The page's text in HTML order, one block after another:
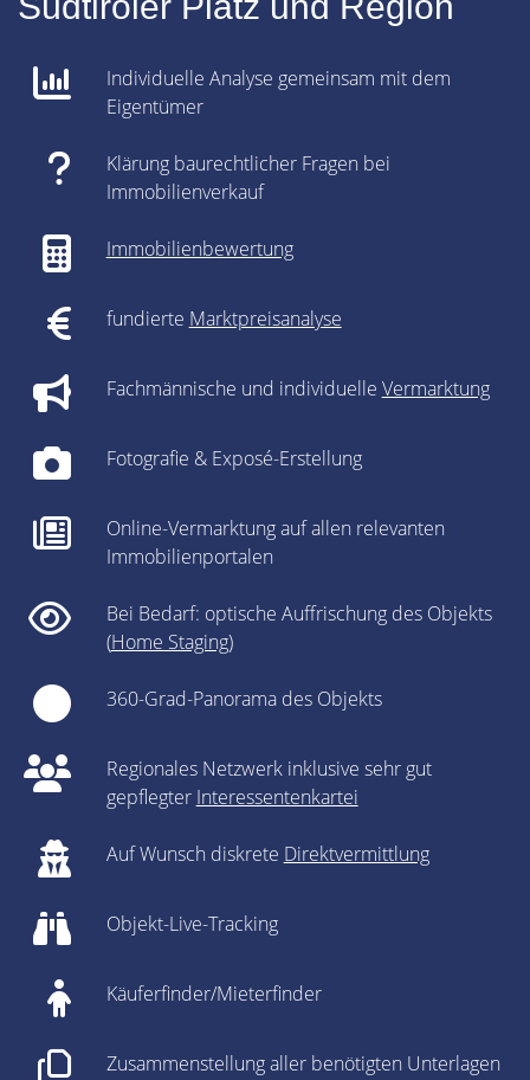
Individuelle Analyse gemeinsam mit dem
Eigentümer
Klärung baurechtlicher Fragen bei
Immobilienverkauf
Immobilienbewertung
fundierte Marktpreisanalyse
Fachmännische und individuelle Vermarktung
Fotografie & Exposé-Erstellung
Online-Vermarktung auf allen relevanten
Immobilienportalen
Bei Bedarf: optische Auffrischung des Objekts
(Home Staging)
360-Grad-Panorama des Objekts
Regionales Netzwerk inklusive sehr gut
gepflegter Interessentenkartei
Auf Wunsch diskrete Direktvermittlung
Objekt-Live-Tracking
Käuferfinder/Mieterfinder
Zusammenstellung aller benötigten Unterlagen